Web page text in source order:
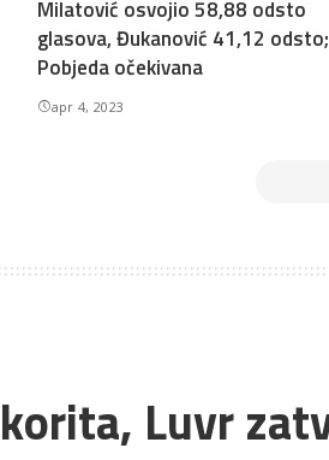
Milatović osvojio 58,88 odsto
glasova, Đukanović 41,12 odsto;
Pobjeda očekivana
apr 4, 2023
Luvr